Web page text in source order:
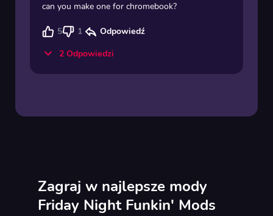
can you make one for chromebook?
5 1
Odpowiedź
2 Odpowiedzi
Zagraj w najlepsze mody
Friday Night Funkin' Mods